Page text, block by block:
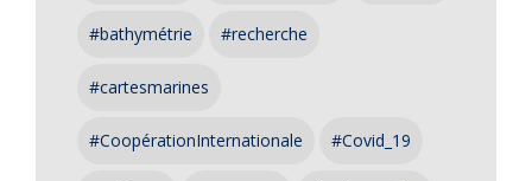
#bathymétrie #recherche
#cartesmarines
#CoopérationInternationale #Covid_19